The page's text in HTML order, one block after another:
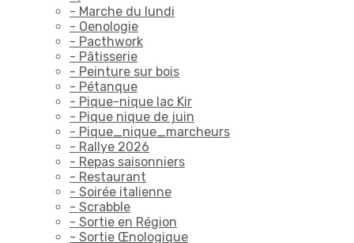
- Marche du lundi
- Oenologie
- Pacthwork
- Pâtisserie
- Peinture sur bois
- Pétanque
- Pique-nique lac Kir
- Pique nique de juin
- Pique_nique_marcheurs
- Rallye 2026
- Repas saisonniers
- Restaurant
- Soirée italienne
- Scrabble
- Sortie en Région
- Sortie Œnologique